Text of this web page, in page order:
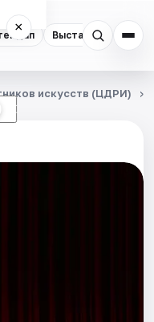
Выставки
×
☾
искусств (ЦДРИ)